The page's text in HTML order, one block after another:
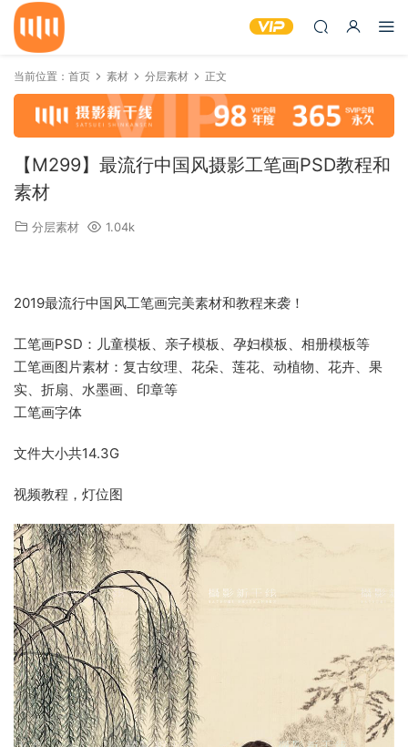
当前位置： 首页 素材 分层素材 正文
【M299】最流行中国风摄影工笔画PSD教程和
素材
分层素材 1.04k
2019最流行中国风工笔画完美素材和教程来袭！
工笔画PSD：儿童模板、亲子模板、孕妇模板、相册模板等
工笔画图片素材：复古纹理、花朵、莲花、动植物、花卉、果
实、折扇、水墨画、印章等
工笔画字体
文件大小共14.3G
视频教程，灯位图